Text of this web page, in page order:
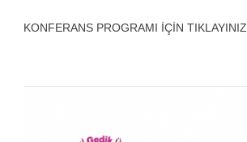
KONFERANS PROGRAMI İÇİN TIKLAYINIZ